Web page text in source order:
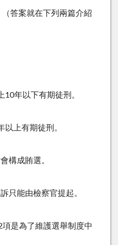
答案就在下列兩篇介紹
年以下有期徒刑。
上有期徒刑。
構成賄選。
只能由檢察官提起。
是為了維護選舉制度中